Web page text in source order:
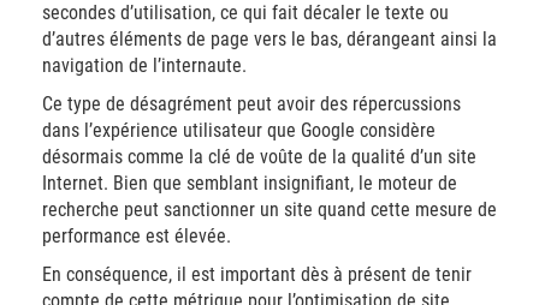
secondes d’utilisation, ce qui fait décaler le texte ou
d’autres éléments de page vers le bas, dérangeant ainsi la
navigation de l’internaute.
Ce type de désagrément peut avoir des répercussions
dans l’expérience utilisateur que Google considère
désormais comme la clé de voûte de la qualité d’un site
Internet. Bien que semblant insignifiant, le moteur de
recherche peut sanctionner un site quand cette mesure de
performance est élevée.
En conséquence, il est important dès à présent de tenir